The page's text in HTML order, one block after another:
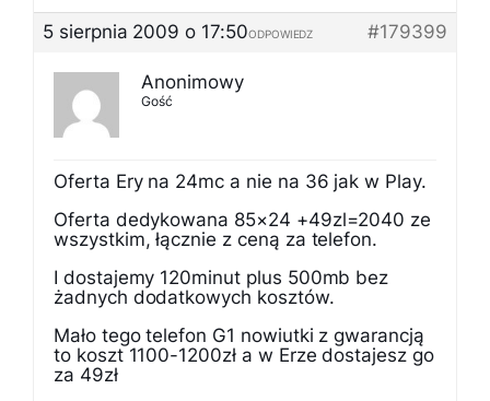
5 sierpnia 2009 o 17:50
#179399
ODPOWIEDZ
Anonimowy
Gość
Oferta Ery na 24mc a nie na 36 jak w Play.
Oferta dedykowana 85×24 +49zl=2040 ze
wszystkim, łącznie z ceną za telefon.
I dostajemy 120minut plus 500mb bez
żadnych dodatkowych kosztów.
Mało tego telefon G1 nowiutki z gwarancją
to koszt 1100-1200zł a w Erze dostajesz go
za 49zł